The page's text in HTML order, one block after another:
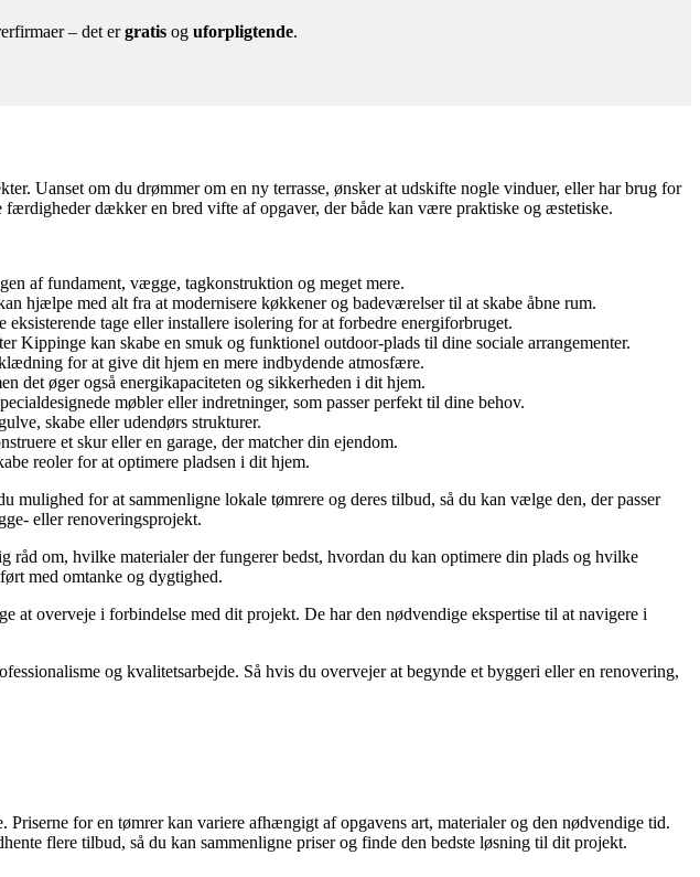
– det ergratis og uforpligtende.
Uanset om du drømmer om en ny terrasse, ønsker at udskifte nogle vinduer, eller har brug for
dækker en bred vifte af opgaver, der både kan være praktiske og æstetiske.
af fundament, vægge, tagkonstruktion og meget mere.
hjælpe med alt fra at modernisere køkkener og badeværelser til at skabe åbne rum.
tage eller installere isolering for at forbedre energiforbruget.
Kippinge kan skabe en smuk og funktionel outdoor-plads til dine sociale arrangementer.
for at give dit hjem en mere indbydende atmosfære.
det øger også energikapaciteten og sikkerheden i dit hjem.
møbler eller indretninger, som passer perfekt til dine behov.
skabe eller udendørs strukturer.
et skur eller en garage, der matcher din ejendom.
reoler for at optimere pladsen i dit hjem.
mulighed for at sammenligne lokale tømrere og deres tilbud, så du kan vælge den, der passer
eller renoveringsprojekt.
om, hvilke materialer der fungerer bedst, hvordan du kan optimere din plads og hvilke
med omtanke og dygtighed.
overveje i forbindelse med dit projekt. De har den nødvendige ekspertise til at navigere i
og kvalitetsarbejde. Så hvis du overvejer at begynde et byggeri eller en renovering,
for en tømrer kan variere afhængigt af opgavens art, materialer og den nødvendige tid.
flere tilbud, så du kan sammenligne priser og finde den bedste løsning til dit projekt.